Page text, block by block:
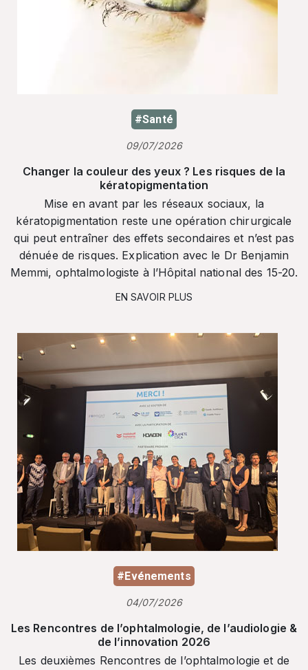
#Santé
09/07/2026
Changer la couleur des yeux ? Les risques de la
kératopigmentation
Mise en avant par les réseaux sociaux, la
kératopigmentation reste une opération chirurgicale
qui peut entraîner des effets secondaires et n’est pas
dénuée de risques. Explication avec le Dr Benjamin
Memmi, ophtalmologiste à l’Hôpital national des 15-20.
EN SAVOIR PLUS
#Evénements
04/07/2026
Les Rencontres de l’ophtalmologie, de l’audiologie &
de l’innovation 2026
Les deuxièmes Rencontres de l’ophtalmologie et de